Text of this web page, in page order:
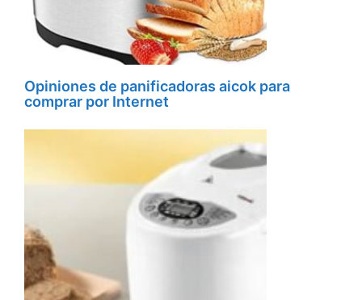
Opiniones de panificadoras aicok para
comprar por Internet